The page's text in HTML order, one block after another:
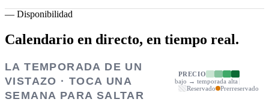
— Disponibilidad
Calendario en directo, en tiempo real.
LA TEMPORADA DE UN
VISTAZO · TOCA UNA
SEMANA PARA SALTAR
PRECIO
bajo → temporada alta
Reservado
Prerreservado